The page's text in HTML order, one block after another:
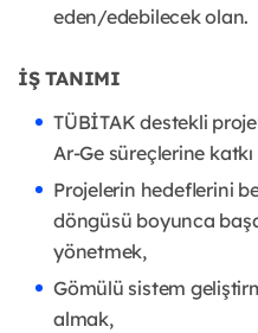
eden/edebilecek olan.
İŞ TANIMI
TÜBİTAK destekli
Ar-Ge süreçlerine
Projelerin hedeflerini
döngüsü boyunca
yönetmek,
Gömülü sistem
almak,